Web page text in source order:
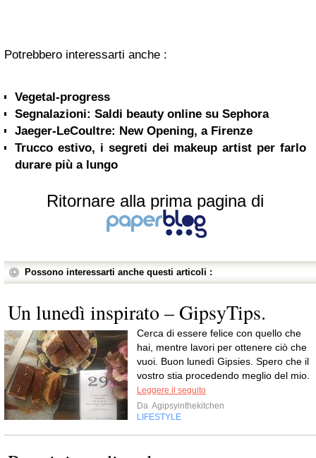
Potrebbero interessarti anche :
Vegetal-progress
Segnalazioni: Saldi beauty online su Sephora
Jaeger-LeCoultre: New Opening, a Firenze
Trucco estivo, i segreti dei makeup artist per farlo
durare più a lungo
Ritornare alla prima pagina di
Possono interessarti anche questi articoli :
Un lunedì inspirato – GipsyTips.
Cerca di essere felice con quello che
hai, mentre lavori per ottenere ciò che
vuoi. Buon lunedì Gipsies. Spero che il
vostro stia procedendo meglio del mio.
Leggere il seguito
Da Agipsyinthekitchen
LIFESTYLE